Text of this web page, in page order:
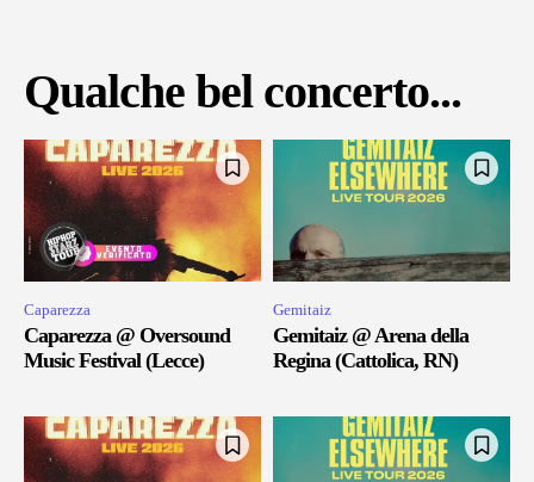
Qualche bel concerto...
Caparezza
Caparezza @ Oversound
Music Festival (Lecce)
Gemitaiz
Gemitaiz @ Arena della
Regina (Cattolica, RN)